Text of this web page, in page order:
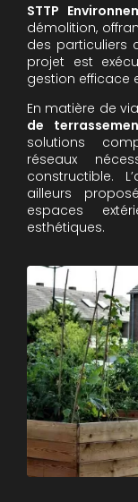
STTP
démolition,
des particuliers
projet est
gestion efficace
En matière de
de
solutions
réseaux
constructible.
ailleurs
espaces
esthétiques.